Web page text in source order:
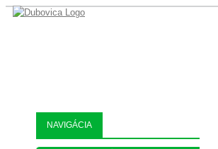
Skip
NAVIGÁCIA